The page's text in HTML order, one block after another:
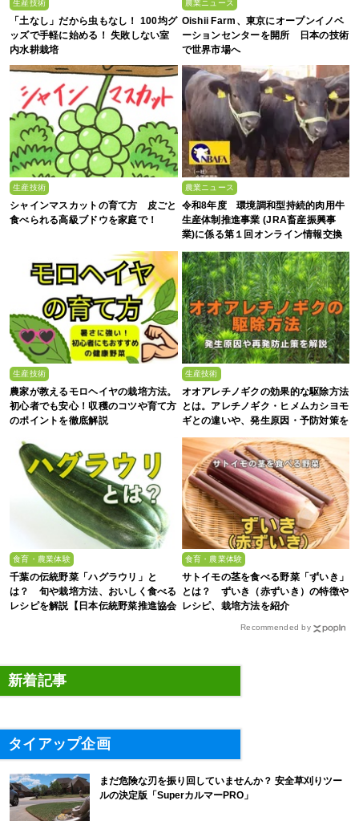
生産技術
「土なし」だから虫もなし！ 100均グ
ッズで手軽に始める！ 失敗しない室
内水耕栽培
農業ニュース
Oishii Farm、東京にオープンイノベ
ーションセンターを開所 日本の技術
で世界市場へ
生産技術
シャインマスカットの育て方 皮ごと
食べられる高級ブドウを家庭で！
農業ニュース
令和8年度 環境調和型持続的肉用牛
生産体制推進事業 (JRA畜産振興事
業)に係る第１回オンライン情報交換
会
生産技術
農家が教えるモロヘイヤの栽培方法。
初心者でも安心！収穫のコツや育て方
のポイントを徹底解説
生産技術
オオアレチノギクの効果的な駆除方法
とは。アレチノギク・ヒメムカシヨモ
ギとの違いや、発生原因・予防対策を
食育・農業体験
千葉の伝統野菜「ハグラウリ」と
は？ 旬や栽培方法、おいしく食べる
レシピを解説【日本伝統野菜推進協会
食育・農業体験
サトイモの茎を食べる野菜「ずいき」
とは？ ずいき（赤ずいき）の特徴や
レシピ、栽培方法を紹介
Recommended by
新着記事
タイアップ企画
まだ危険な刃を振り回していませんか？ 安全草刈りツー
ルの決定版「SuperカルマーPRO」